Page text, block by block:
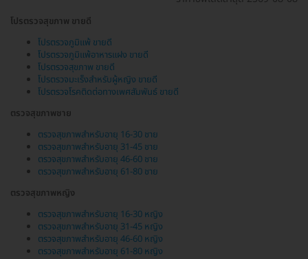
โปรตรวจสุขภาพ ขายดี
โปรตรวจภูมิแพ้ ขายดี
โปรตรวจภูมิแพ้อาหารแฝง ขายดี
โปรตรวจสุขภาพ ขายดี
โปรตรวจมะเร็งสำหรับผู้หญิง ขายดี
โปรตรวจโรคติดต่อทางเพศสัมพันธ์ ขายดี
ตรวจสุขภาพชาย
ตรวจสุขภาพสำหรับอายุ 16-30 ชาย
ตรวจสุขภาพสำหรับอายุ 31-45 ชาย
ตรวจสุขภาพสำหรับอายุ 46-60 ชาย
ตรวจสุขภาพสำหรับอายุ 61-80 ชาย
ตรวจสุขภาพหญิง
ตรวจสุขภาพสำหรับอายุ 16-30 หญิง
ตรวจสุขภาพสำหรับอายุ 31-45 หญิง
ตรวจสุขภาพสำหรับอายุ 46-60 หญิง
ตรวจสุขภาพสำหรับอายุ 61-80 หญิง